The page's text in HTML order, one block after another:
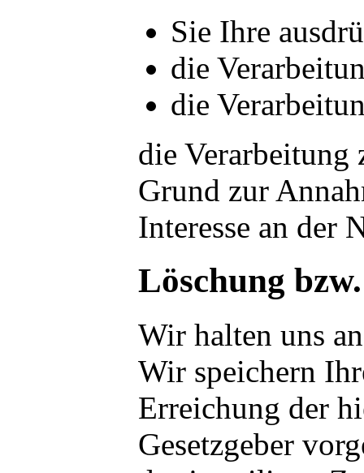
Sie Ihre
die
die
die Verarbeitung
Grund zur
Interesse an der
Löschung
Wir halten uns
Wir speichern
Erreichung der
Gesetzgeber